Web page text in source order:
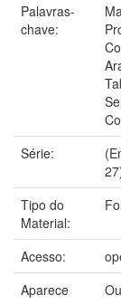
Palavras-
chave:
Série:
Tipo do
Material:
Acesso:
Aparece